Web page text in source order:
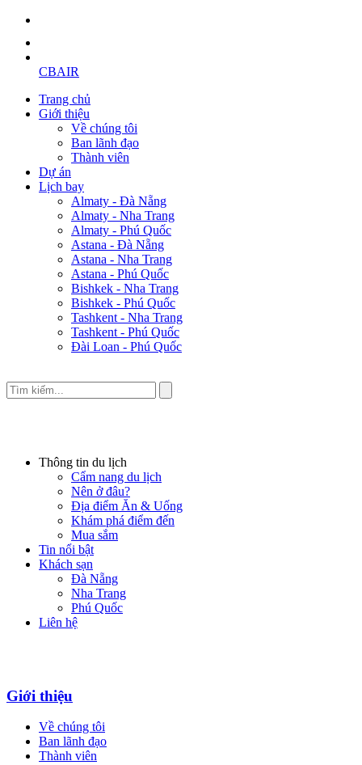
CBAIR
Trang chủ
Giới thiệu
Về chúng tôi
Ban lãnh đạo
Thành viên
Dự án
Lịch bay
Almaty - Đà Nẵng
Almaty - Nha Trang
Almaty - Phú Quốc
Astana - Đà Nẵng
Astana - Nha Trang
Astana - Phú Quốc
Bishkek - Nha Trang
Bishkek - Phú Quốc
Tashkent - Nha Trang
Tashkent - Phú Quốc
Đài Loan - Phú Quốc
Thông tin du lịch
Cẩm nang du lịch
Nên ở đâu?
Địa điểm Ăn & Uống
Khám phá điểm đến
Mua sắm
Tin nổi bật
Khách sạn
Đà Nẵng
Nha Trang
Phú Quốc
Liên hệ
Giới thiệu
Về chúng tôi
Ban lãnh đạo
Thành viên